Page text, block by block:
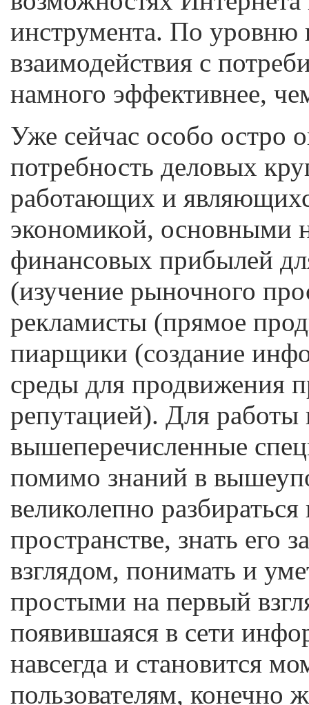
инструмента. По уровню
взаимодействия с
намного эффективнее,
Уже сейчас особо остро
потребность деловых
работающих и
экономикой, основными
финансовых прибылей
(изучение рыночного
рекламисты (прямое
пиарщики (создание
среды для продвижения
репутацией). Для работы
вышеперечисленные
помимо знаний в
великолепно
пространстве, знать его
взглядом, понимать и
простыми на первый
появившаяся в сети
навсегда и становится
пользователям, конечно